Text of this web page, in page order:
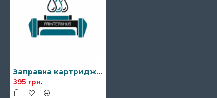
Заправка картриджа Xerox 106R01529/106R01531
395 грн.